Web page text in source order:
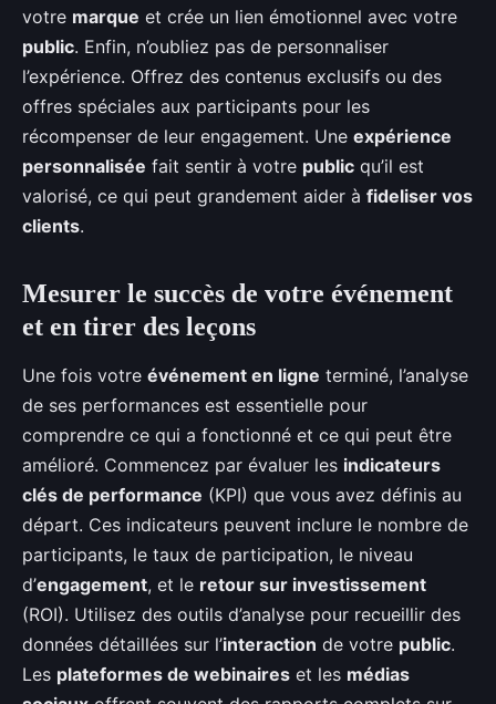
votre marque et crée un lien émotionnel avec votre
public. Enfin, n’oubliez pas de personnaliser
l’expérience. Offrez des contenus exclusifs ou des
offres spéciales aux participants pour les
récompenser de leur engagement. Une expérience
personnalisée fait sentir à votre public qu’il est
valorisé, ce qui peut grandement aider à fideliser vos
clients.
Mesurer le succès de votre événement
et en tirer des leçons
Une fois votre événement en ligne terminé, l’analyse
de ses performances est essentielle pour
comprendre ce qui a fonctionné et ce qui peut être
amélioré. Commencez par évaluer les indicateurs
clés de performance (KPI) que vous avez définis au
départ. Ces indicateurs peuvent inclure le nombre de
participants, le taux de participation, le niveau
d’engagement, et le retour sur investissement
(ROI). Utilisez des outils d’analyse pour recueillir des
données détaillées sur l’interaction de votre public.
Les plateformes de webinaires et les médias